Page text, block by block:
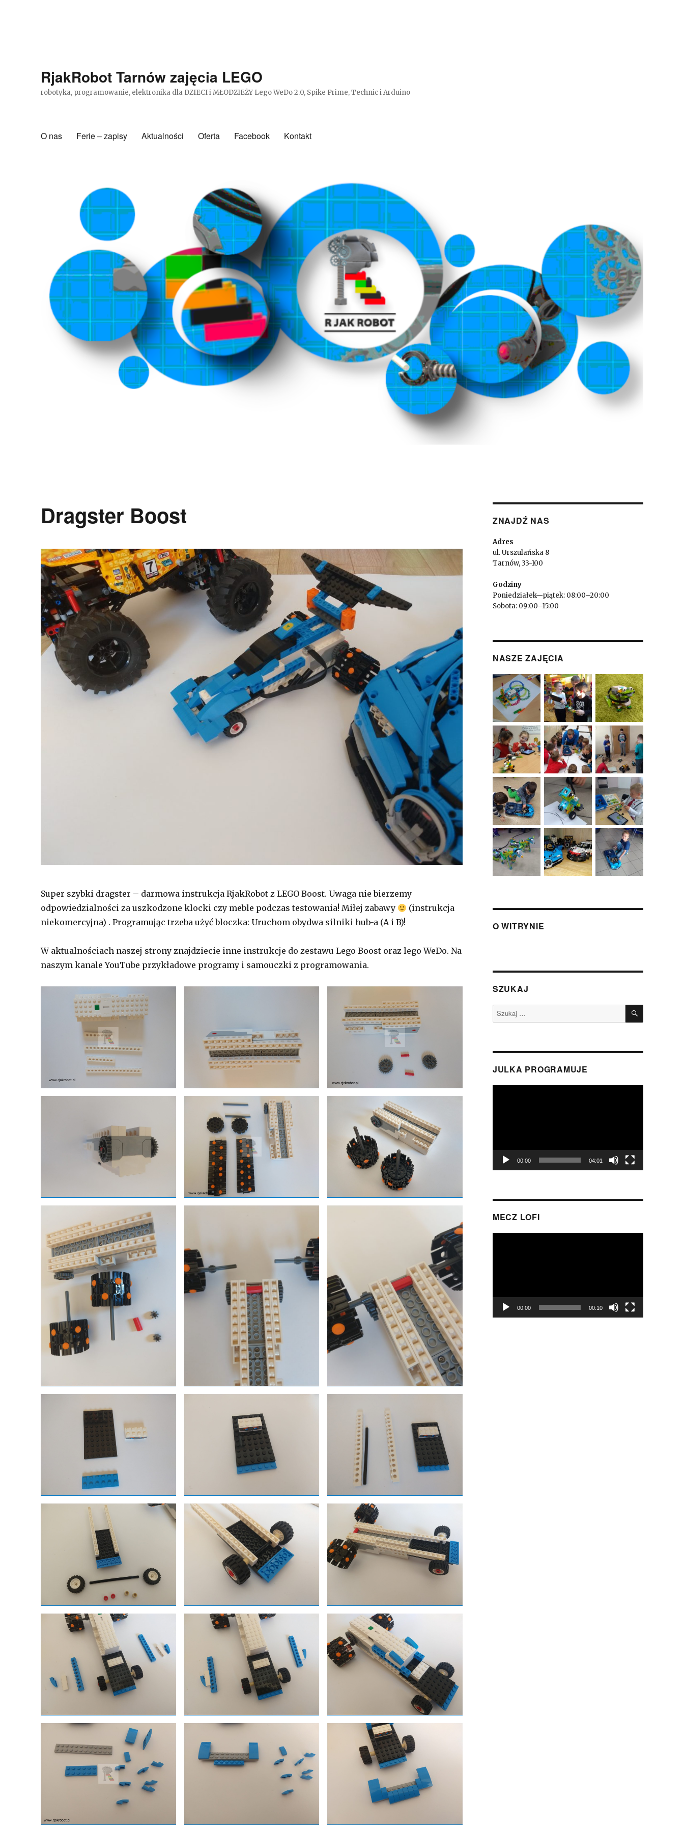
RjakRobot Tarnów zajęcia LEGO
robotyka, programowanie, elektronika dla DZIECI i MŁODZIEŻY Lego WeDo 2.0, Spike Prime, Technic i Arduino
O nas Ferie – zapisy Aktualności Oferta Facebook Kontakt
Dragster Boost
Super szybki dragster – darmowa instrukcja RjakRobot z LEGO Boost. Uwaga nie bierzemy
odpowiedzialności za uszkodzone klocki czy meble podczas testowania! Miłej zabawy
(instrukcja
niekomercyjna) . Programując trzeba użyć bloczka: Uruchom obydwa silniki hub-a (A i B)!
W aktualnościach naszej strony znajdziecie inne instrukcje do zestawu Lego Boost oraz lego WeDo. Na
naszym kanale YouTube przykładowe programy i samouczki z programowania.
ZNAJDŹ NAS
Adres
ul. Urszulańska 8
Tarnów, 33-100
Godziny
Poniedziałek—piątek: 08:00–20:00
Sobota: 09:00–15:00
NASZE ZAJĘCIA
O WITRYNIE
SZUKAJ
Szukaj: SZUKAJ
JULKA PROGRAMUJE
00:00 04:01
MECZ LOFI
00:00 00:10